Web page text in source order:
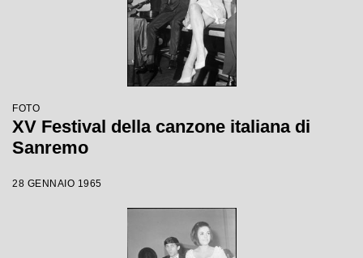
FOTO
XV Festival della canzone italiana di
Sanremo
28 GENNAIO 1965